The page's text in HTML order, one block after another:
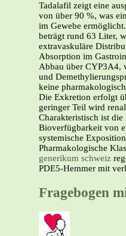
Tadalafil zeigt eine
von über 90 %, was
im Gewebe
beträgt rund 63 Liter,
extravaskuläre
Absorption im
Abbau über CYP3A4,
und
keine
Die Exkretion erfolgt
geringer Teil wird
Charakteristisch ist
Bioverfügbarkeit von
systemische
Pharmakologische
generikum schweiz
PDE5-Hemmer mit
Fragebogen